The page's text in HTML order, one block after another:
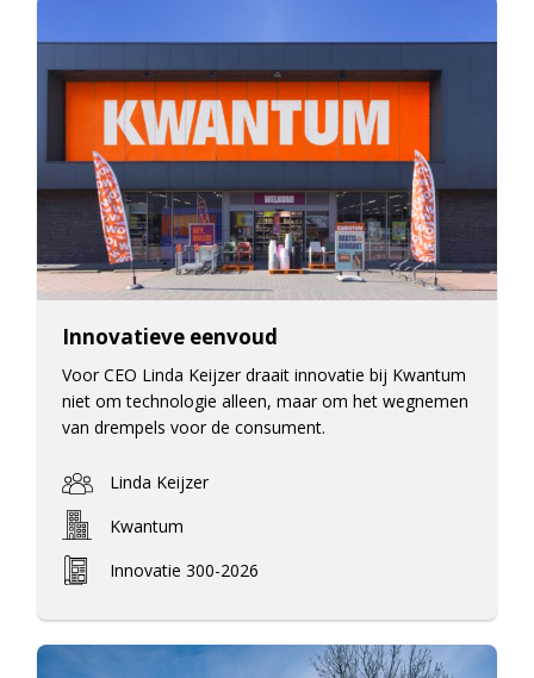
Innovatieve eenvoud
Voor CEO Linda Keijzer draait innovatie bij Kwantum
niet om technologie alleen, maar om het wegnemen
van drempels voor de consument.
Linda Keijzer
Kwantum
Innovatie 300-2026